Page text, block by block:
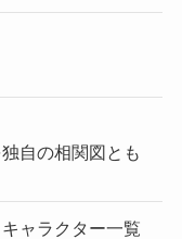
自の相関図とも
ャラクター一覧